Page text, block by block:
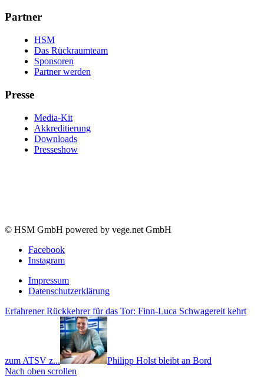
Partner
HSM
Das Rückraumteam
Sponsoren
Partner werden
Presse
Media-Kit
Akkreditierung
Downloads
Presseshow
© HSM GmbH powered by vege.net GmbH
Facebook
Instagram
Impressum
Datenschutzerklärung
Erfahrener Rückkehrer für das Tor: Finn-Luca Schwagereit kehrt
zum ATSV z...
Philipp Holst bleibt an Bord
Nach oben scrollen